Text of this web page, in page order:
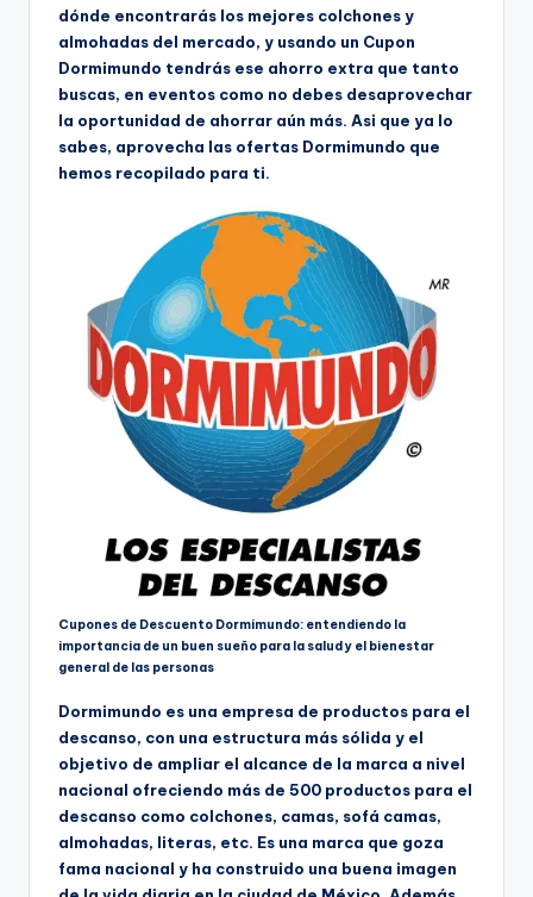
dónde encontrarás los mejores colchones y
almohadas del mercado, y usando un Cupon
Dormimundo tendrás ese ahorro extra que tanto
buscas, en eventos como no debes desaprovechar
la oportunidad de ahorrar aún más. Asi que ya lo
sabes, aprovecha las ofertas Dormimundo que
hemos recopilado para ti.
Cupones de Descuento Dormimundo: entendiendo la
importancia de un buen sueño para la salud y el bienestar
general de las personas
Dormimundo es una empresa de productos para el
descanso, con una estructura más sólida y el
objetivo de ampliar el alcance de la marca a nivel
nacional ofreciendo más de 500 productos para el
descanso como colchones, camas, sofá camas,
almohadas, literas, etc. Es una marca que goza
fama nacional y ha construido una buena imagen